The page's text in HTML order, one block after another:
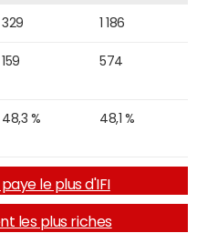
329 1 186
159 574
48,3 % 48,1 %
le plus d'IFI
les plus riches